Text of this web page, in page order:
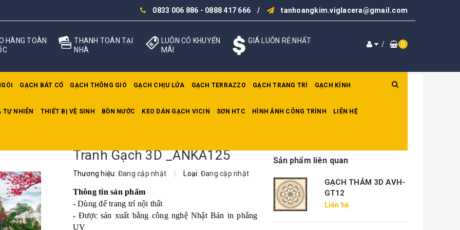
0833 006 886 - 0888 417 666 / tanhoangkim.viglacera@gmail.com
HÀNG TOÀN
THANH TOÁN TẠI
NHÀ
LUÔN CÓ KHUYẾN
MÃI
GIÁ LUÔN RẺ NHẤT / 0
GẠCH BÁT CỔ GẠCH THÔNG GIÓ GẠCH CHỊU LỬA GẠCH TERRAZZO GẠCH TRANG TRÍ GẠCH KÍNH
TỰ NHIÊN THIẾT BỊ VỆ SINH BỒN NƯỚC KEO DÁN GẠCH VICIN SƠN HTC HÌNH ẢNH CÔNG TRÌNH LIÊN HỆ
_ANKA125
Tranh Gạch 3D _ANKA125
Thương hiệu: Đang cập nhật Loại: Đang cập nhật
Thông tin sản phẩm
- Dùng để trang trí nội thất
- Được sản xuất bằng công nghệ Nhật Bản in phẳng
UV
Sản phẩm liên quan
GẠCH THẢM 3D AVH-
GT12
Liên hệ